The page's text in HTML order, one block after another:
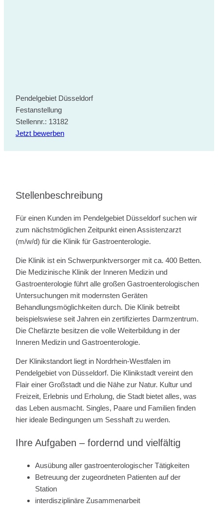
Pendelgebiet Düsseldorf
Festanstellung
Stellennr.: 13182
Jetzt bewerben
Stellenbeschreibung
Für einen Kunden im Pendelgebiet Düsseldorf suchen wir
zum nächstmöglichen Zeitpunkt einen Assistenzarzt
(m/w/d) für die Klinik für Gastroenterologie.
Die Klinik ist ein Schwerpunktversorger mit ca. 400 Betten.
Die Medizinische Klinik der Inneren Medizin und
Gastroenterologie führt alle großen Gastroenterologischen
Untersuchungen mit modernsten Geräten
Behandlungsmöglichkeiten durch. Die Klinik betreibt
beispielswiese seit Jahren ein zertifiziertes Darmzentrum.
Die Chefärzte besitzen die volle Weiterbildung in der
Inneren Medizin und Gastroenterologie.
Der Klinikstandort liegt in Nordrhein-Westfalen im
Pendelgebiet von Düsseldorf. Die Klinikstadt vereint den
Flair einer Großstadt und die Nähe zur Natur. Kultur und
Freizeit, Erlebnis und Erholung, die Stadt bietet alles, was
das Leben ausmacht. Singles, Paare und Familien finden
hier ideale Bedingungen um Sesshaft zu werden.
Ihre Aufgaben – fordernd und vielfältig
Ausübung aller gastroenterologischer Tätigkeiten
Betreuung der zugeordneten Patienten auf der
Station
interdisziplinäre Zusammenarbeit